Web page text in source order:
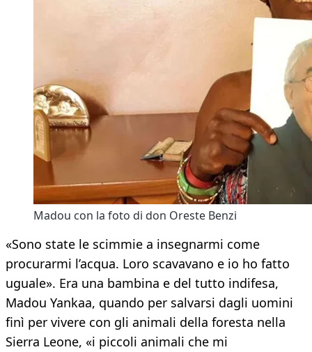
Madou con la foto di don Oreste Benzi
«Sono state le scimmie a insegnarmi come
procurarmi l’acqua. Loro scavavano e io ho fatto
uguale». Era una bambina e del tutto indifesa,
Madou Yankaa, quando per salvarsi dagli uomini
finì per vivere con gli animali della foresta nella
Sierra Leone, «i piccoli animali che mi